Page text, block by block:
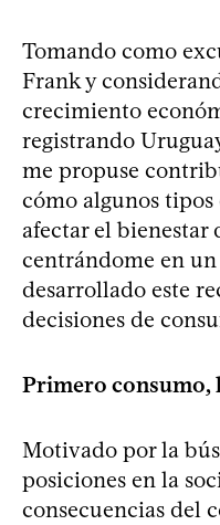
Tomando como
Frank y
crecimiento
registrando
me propuse
cómo algunos
afectar el bienestar
centrándome en
desarrollado este
decisiones de
Primero consumo,
Motivado por la
posiciones en la
consecuencias del